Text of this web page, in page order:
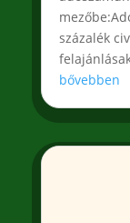
százalék
bővebben